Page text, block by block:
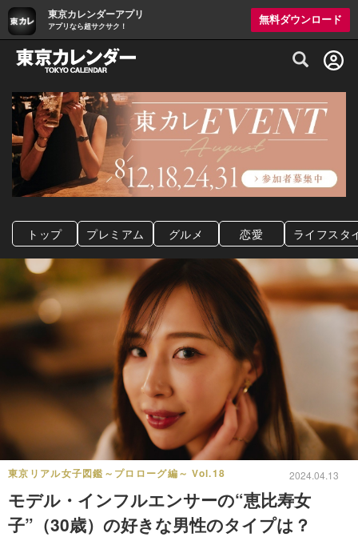
東京カレンダーアプリ
アプリなら超サクサク！
無料ダウンロード
グルメ情報・プレミアムレストラン予約
トップ プレミアム グルメ 恋愛 ライフスタ
東京リアル女子図鑑～プロローグ編～ Vol.18 2024.04.13
モデル・インフルエンサーの“恵比寿女
子”（30歳）の好きな男性のタイプは？